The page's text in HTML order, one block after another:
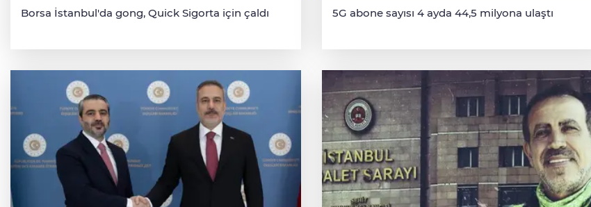
Borsa İstanbul'da gong, Quick Sigorta için çaldı 5G abone sayısı 4 ayda 44,5 milyona ulaştı